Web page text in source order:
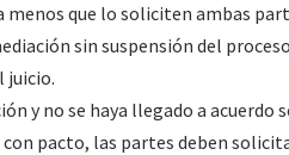
menos que lo soliciten ambas
sin suspensión del
juicio.
y no se haya llegado a
pacto, las partes deben